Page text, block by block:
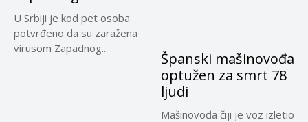
U Srbiji je kod pet osoba
potvrđeno da su zaražena
virusom Zapadnog...
Španski mašinovođa
optužen za smrt 78
ljudi
Mašinovođa čiji je voz izletio